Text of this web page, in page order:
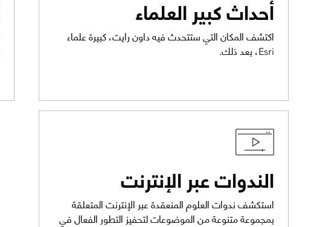
أحداث كبير العلماء
اكتشف المكان التي ستتحدث فيه داون رايت، كبيرة علماء
Esri، بعد ذلك.
الندوات عبر الإنترنت
استكشف ندوات العلوم المنعقدة عبر الإنترنت المتعلقة
بمجموعة متنوعة من الموضوعات لتحفيز التطور الفعال في